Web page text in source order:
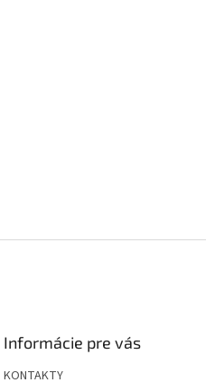
Informácie pre vás
KONTAKTY